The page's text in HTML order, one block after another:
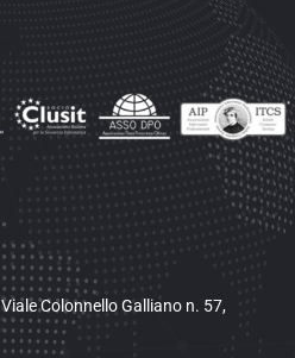
Viale Colonnello Galliano n. 57,